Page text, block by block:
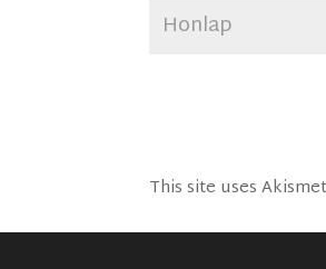
This site uses